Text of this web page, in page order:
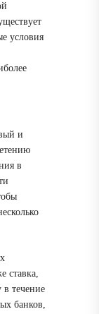
условия
и
в
ставка,
в течение
банков,